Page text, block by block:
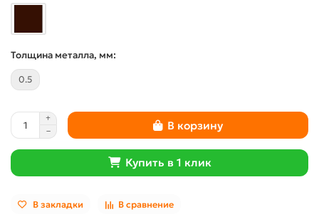
Толщина металла, мм:
0.5
В корзину
Купить в 1 клик
В закладки В сравнение